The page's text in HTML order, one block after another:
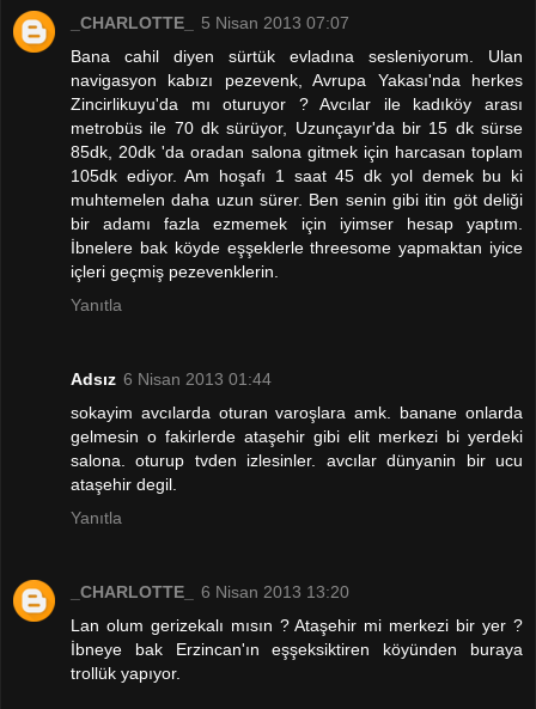
_CHARLOTTE_
5 Nisan 2013 07:07
Bana cahil diyen sürtük evladına sesleniyorum. Ulan
navigasyon kabızı pezevenk, Avrupa Yakası'nda herkes
Zincirlikuyu'da mı oturuyor ? Avcılar ile kadıköy arası
metrobüs ile 70 dk sürüyor, Uzunçayır'da bir 15 dk sürse
85dk, 20dk 'da oradan salona gitmek için harcasan toplam
105dk ediyor. Am hoşafı 1 saat 45 dk yol demek bu ki
muhtemelen daha uzun sürer. Ben senin gibi itin göt deliği
bir adamı fazla ezmemek için iyimser hesap yaptım.
İbnelere bak köyde eşşeklerle threesome yapmaktan iyice
içleri geçmiş pezevenklerin.
Yanıtla
Adsız 6 Nisan 2013 01:44
sokayim avcılarda oturan varoşlara amk. banane onlarda
gelmesin o fakirlerde ataşehir gibi elit merkezi bi yerdeki
salona. oturup tvden izlesinler. avcılar dünyanin bir ucu
ataşehir degil.
Yanıtla
_CHARLOTTE_
6 Nisan 2013 13:20
Lan olum gerizekalı mısın ? Ataşehir mi merkezi bir yer ?
İbneye bak Erzincan'ın eşşeksiktiren köyünden buraya
trollük yapıyor.